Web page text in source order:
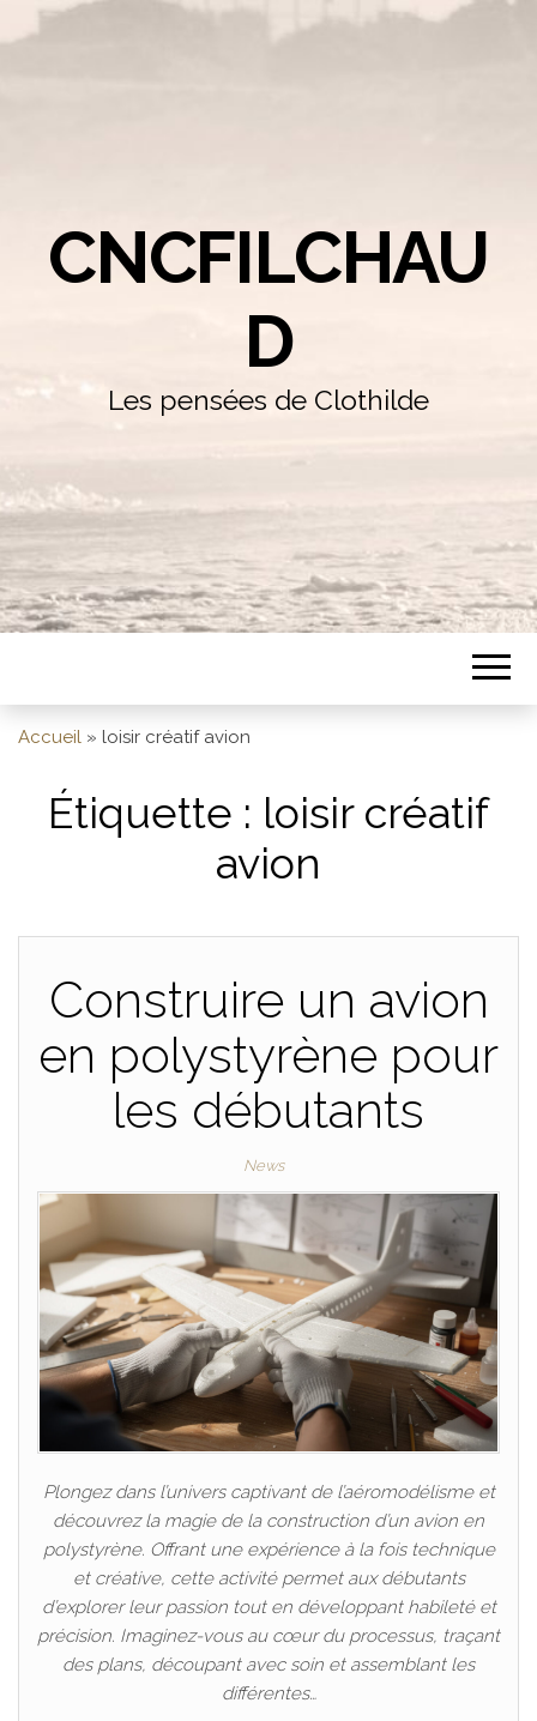
CNCFILCHAU
D
Les pensées de Clothilde
Accueil » loisir créatif avion
Étiquette : loisir créatif
avion
Construire un avion
en polystyrène pour
les débutants
News
Plongez dans l’univers captivant de l’aéromodélisme et
découvrez la magie de la construction d’un avion en
polystyrène. Offrant une expérience à la fois technique
et créative, cette activité permet aux débutants
d’explorer leur passion tout en développant habileté et
précision. Imaginez-vous au cœur du processus, traçant
des plans, découpant avec soin et assemblant les
différentes…